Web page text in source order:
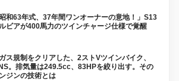
昭和63年式、37年間ワンオーナーの意地！」S13
ビアが400馬力のツインチャージ仕様で覚醒
ス規制をクリアした、2ストVツインバイク、
。排気量は249.5cc、83HPを絞り出す。その
ジンの技術とは